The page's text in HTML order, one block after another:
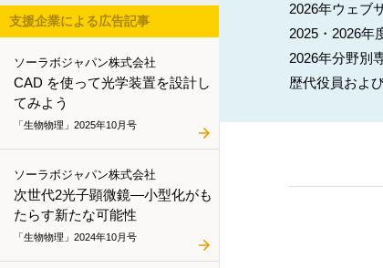
支援企業による広告記事
ソーラボジャパン株式会社
CAD を使って光学装置を設計し
てみよう
「生物物理」2025年10月号
ソーラボジャパン株式会社
次世代2光子顕微鏡―小型化がも
たらす新たな可能性
「生物物理」2024年10月号
2026年ウェブ
2025・2026年
2026年分野別
歴代役員およ